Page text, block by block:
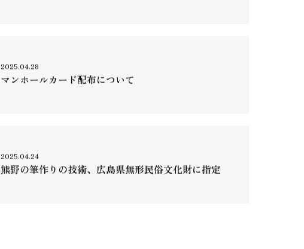
2025.04.28
マンホールカード配布について
2025.04.24
熊野の筆作りの技術、広島県無形民俗文化財に指定